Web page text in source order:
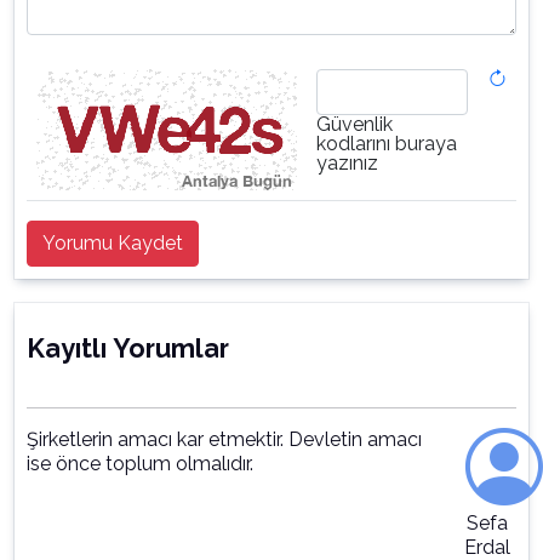
Güvenlik
kodlarını buraya
yazınız
Yorumu Kaydet
Kayıtlı Yorumlar
Şirketlerin amacı kar etmektir. Devletin amacı
ise önce toplum olmalıdır.
Sefa
Erdal